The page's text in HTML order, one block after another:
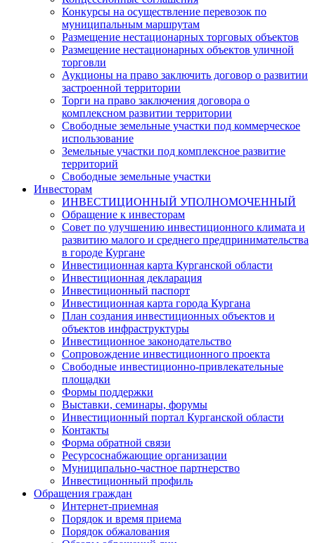
Конкурсы на осуществление перевозок по
муниципальным маршрутам
Размещение нестационарных торговых объектов
Размещение нестационарных объектов уличной
торговли
Аукционы на право заключить договор о развитии
застроенной территории
Торги на право заключения договора о
комплексном развитии территории
Свободные земельные участки под коммерческое
использование
Земельные участки под комплексное развитие
территорий
Свободные земельные участки
Инвесторам
ИНВЕСТИЦИОННЫЙ УПОЛНОМОЧЕННЫЙ
Обращение к инвесторам
Совет по улучшению инвестиционного климата и
развитию малого и среднего предпринимательства
в городе Кургане
Инвестиционная карта Курганской области
Инвестиционная декларация
Инвестиционный паспорт
Инвестиционная карта города Кургана
План создания инвестиционных объектов и
объектов инфраструктуры
Инвестиционное законодательство
Сопровождение инвестиционного проекта
Свободные инвестиционно-привлекательные
площадки
Формы поддержки
Выставки, семинары, форумы
Инвестиционный портал Курганской области
Контакты
Форма обратной связи
Ресурсоснабжающие организации
Муниципально-частное партнерство
Инвестиционный профиль
Обращения граждан
Интернет-приемная
Порядок и время приема
Порядок обжалования